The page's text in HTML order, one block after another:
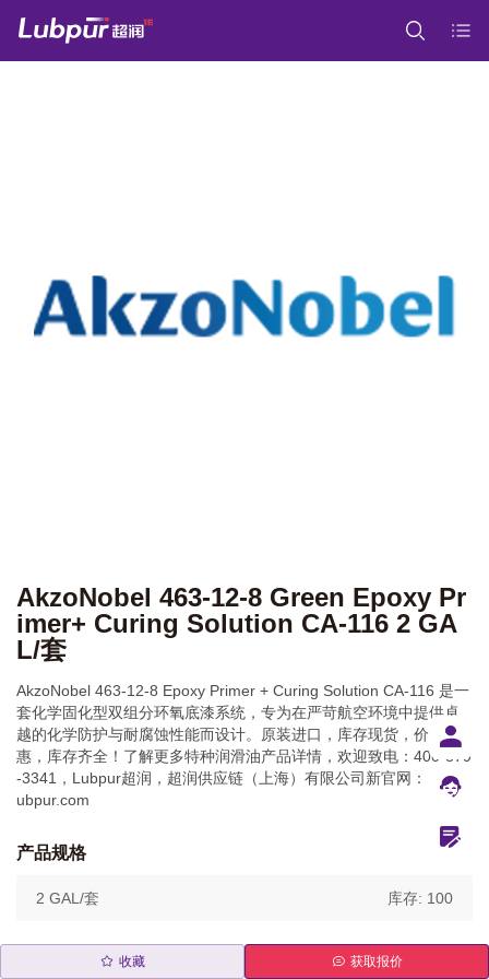
收藏 获取报价
AkzoNobel 463-12-8 Green Epoxy Pr
imer+ Curing Solution CA-116 2 GA
L/套
AkzoNobel 463‑12‑8 Epoxy Primer + Curing Solution CA‑116 是一
套化学固化型双组分环氧底漆系统，专为在严苛航空环境中提供卓
越的化学防护与耐腐蚀性能而设计。原装进口，库存现货，价格优
惠，库存齐全！了解更多特种润滑油产品详情，欢迎致电：400-879
-3341，Lubpur超润，超润供应链（上海）有限公司新官网： www.l
ubpur.com
产品规格
2 GAL/套 库存: 100